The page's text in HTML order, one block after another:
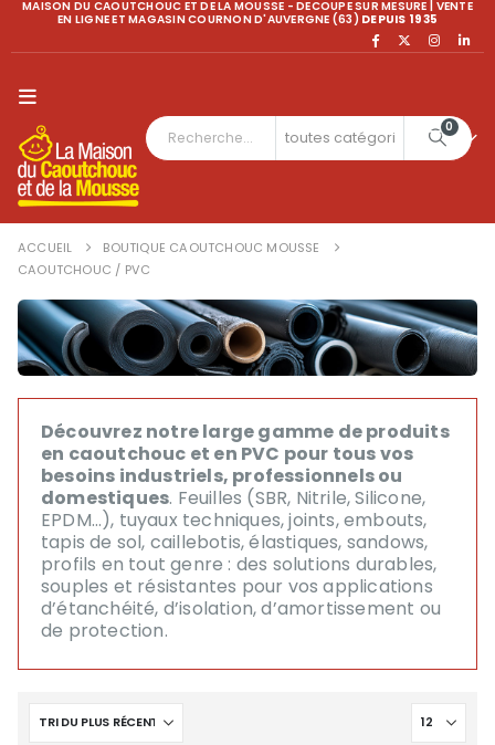
MAISON DU CAOUTCHOUC ET DE LA MOUSSE - DECOUPE SUR MESURE | VENTE
EN LIGNE ET MAGASIN COURNON D'AUVERGNE (63) DEPUIS 1935
0
ACCUEIL
BOUTIQUE CAOUTCHOUC MOUSSE
CAOUTCHOUC / PVC
Découvrez notre large gamme de produits
en caoutchouc et en PVC pour tous vos
besoins industriels, professionnels ou
domestiques. Feuilles (SBR, Nitrile, Silicone,
EPDM…), tuyaux techniques, joints, embouts,
tapis de sol, caillebotis, élastiques, sandows,
profils en tout genre : des solutions durables,
souples et résistantes pour vos applications
d’étanchéité, d’isolation, d’amortissement ou
de protection.